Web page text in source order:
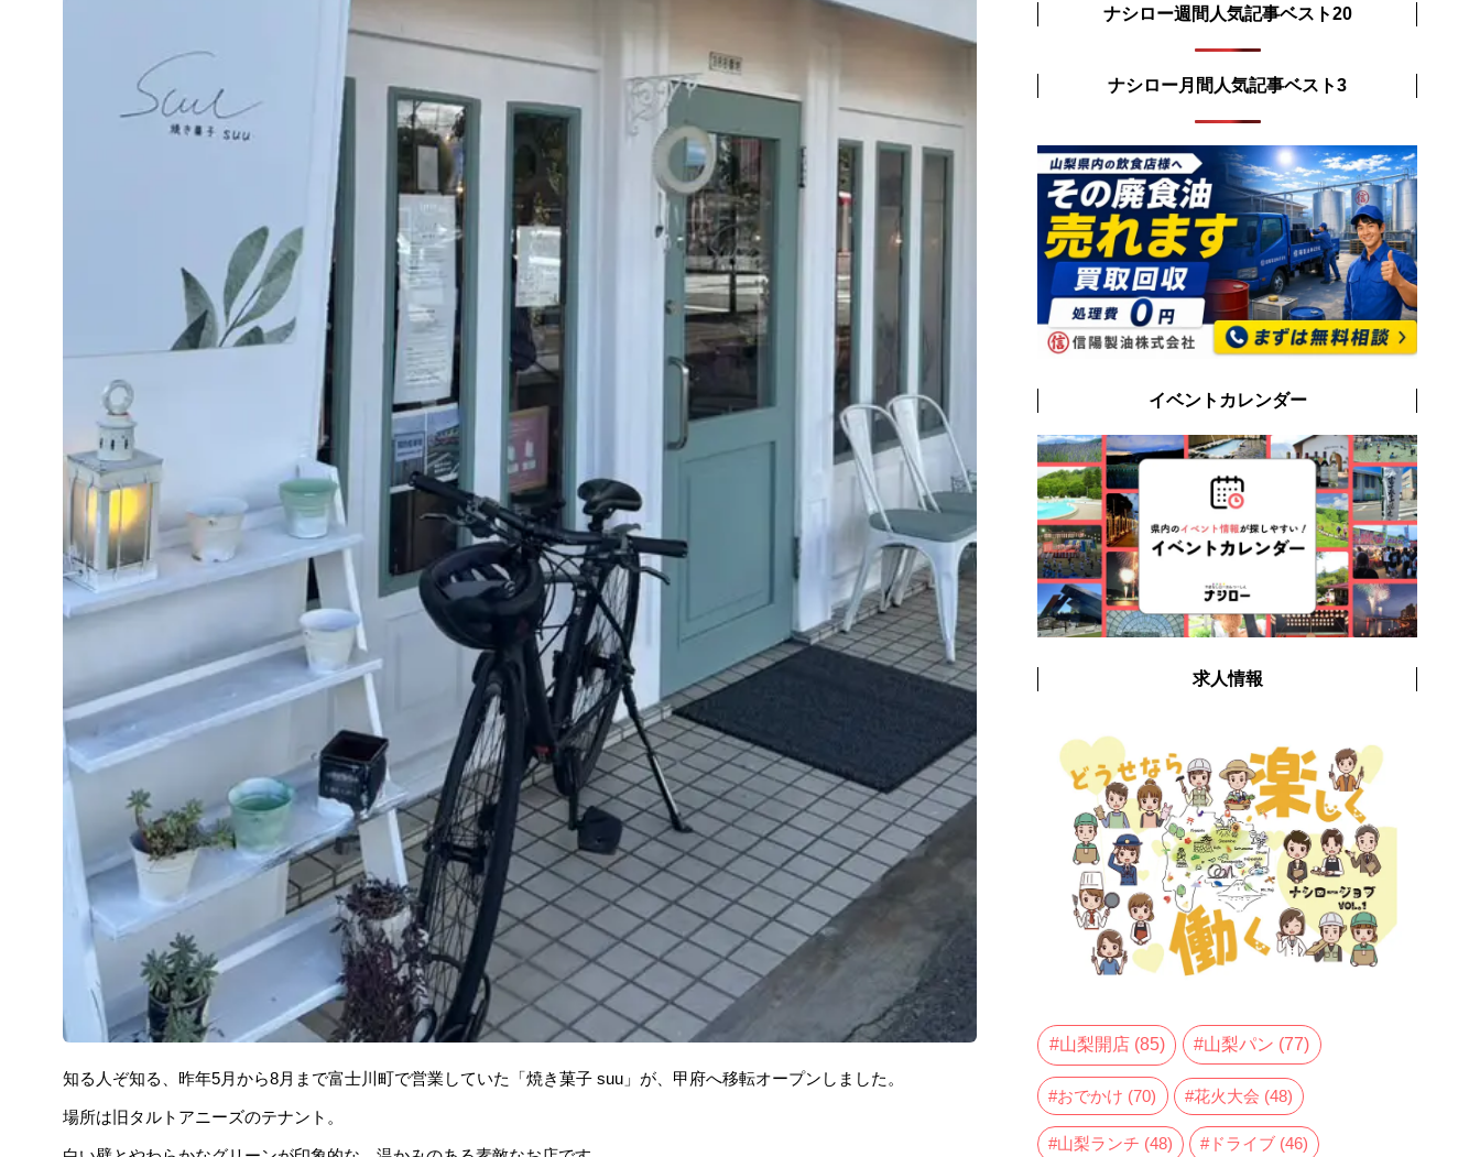
知る人ぞ知る、昨年5月から8月まで富士川町で営業していた「焼き菓子 suu」が、甲府へ移転オープンしました。
場所は旧タルトアニーズのテナント。
ナシロー週間人気記事ベスト20
ナシロー月間人気記事ベスト3
イベントカレンダー
求人情報
山梨開店 (85) 山梨パン (77)
おでかけ (70) 花火大会 (48)
山梨ランチ (48) ドライブ (46)